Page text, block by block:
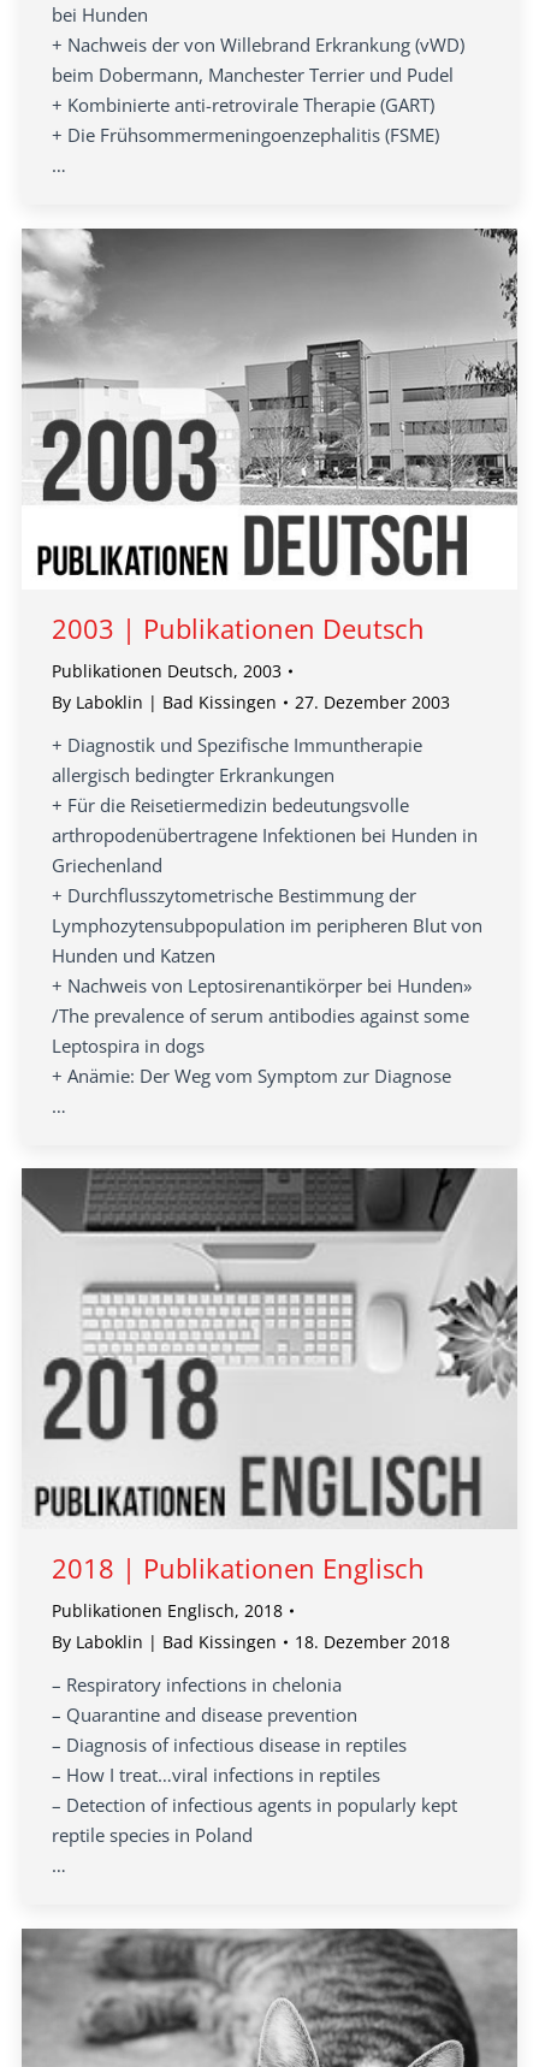
bei Hunden
+ Nachweis der von Willebrand Erkrankung (vWD)
beim Dobermann, Manchester Terrier und Pudel
+ Kombinierte anti-retrovirale Therapie (GART)
+ Die Frühsommermeningoenzephalitis (FSME)
…
2003 | Publikationen Deutsch
Publikationen Deutsch, 2003
By Laboklin | Bad Kissingen 27. Dezember 2003
+ Diagnostik und Spezifische Immuntherapie
allergisch bedingter Erkrankungen
+ Für die Reisetiermedizin bedeutungsvolle
arthropodenübertragene Infektionen bei Hunden in
Griechenland
+ Durchflusszytometrische Bestimmung der
Lymphozytensubpopulation im peripheren Blut von
Hunden und Katzen
+ Nachweis von Leptosirenantikörper bei Hunden»
/The prevalence of serum antibodies against some
Leptospira in dogs
+ Anämie: Der Weg vom Symptom zur Diagnose
…
2018 | Publikationen Englisch
Publikationen Englisch, 2018
By Laboklin | Bad Kissingen 18. Dezember 2018
– Respiratory infections in chelonia
– Quarantine and disease prevention
– Diagnosis of infectious disease in reptiles
– How I treat…viral infections in reptiles
– Detection of infectious agents in popularly kept
reptile species in Poland
…